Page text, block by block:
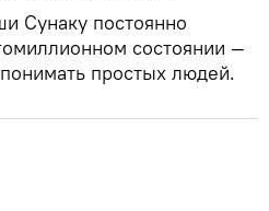
Сунаку постоянно
состоянии —
простых людей.